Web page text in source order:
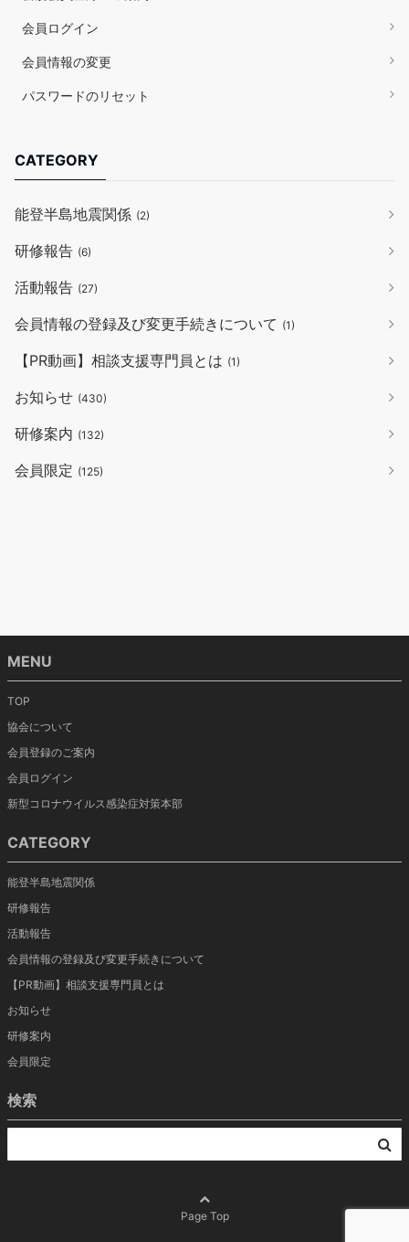
会員ログイン
会員情報の変更
パスワードのリセット
CATEGORY
能登半島地震関係 (2)
研修報告 (6)
活動報告 (27)
会員情報の登録及び変更手続きについて (1)
【PR動画】相談支援専門員とは (1)
お知らせ (430)
研修案内 (132)
会員限定 (125)
MENU
TOP
協会について
会員登録のご案内
会員ログイン
新型コロナウイルス感染症対策本部
CATEGORY
能登半島地震関係
研修報告
活動報告
会員情報の登録及び変更手続きについて
【PR動画】相談支援専門員とは
お知らせ
研修案内
会員限定
検索
Page Top